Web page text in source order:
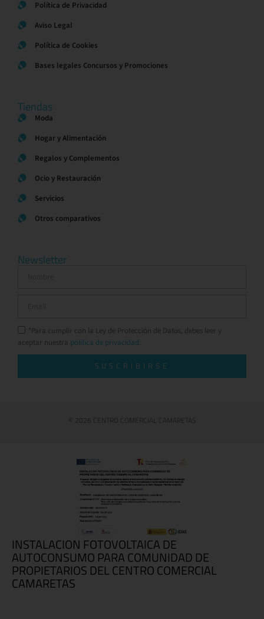
Política de Privacidad
Aviso Legal
Política de Cookies
Bases legales Concursos y Promociones
Tiendas
Moda
Hogar y Alimentación
Regalos y Complementos
Ocio y Restauración
Servicios
Otros comparativos
Newsletter
*Para cumplir con la Ley de Protección de Datos, debes leer y
aceptar nuestra política de privacidad.
SUSCRIBIRSE
© 2026 CENTRO COMERCIAL CAMARETAS
INSTALACION FOTOVOLTAICA DE
AUTOCONSUMO PARA COMUNIDAD DE
PROPIETARIOS DEL CENTRO COMERCIAL
CAMARETAS